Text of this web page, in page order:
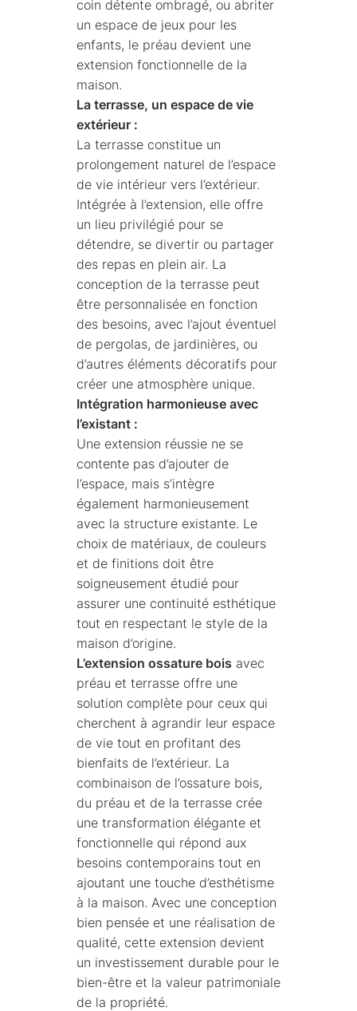
coin détente ombragé, ou abriter
un espace de jeux pour les
enfants, le préau devient une
extension fonctionnelle de la
maison.
La terrasse, un espace de vie
extérieur :
La terrasse constitue un
prolongement naturel de l’espace
de vie intérieur vers l’extérieur.
Intégrée à l’extension, elle offre
un lieu privilégié pour se
détendre, se divertir ou partager
des repas en plein air. La
conception de la terrasse peut
être personnalisée en fonction
des besoins, avec l’ajout éventuel
de pergolas, de jardinières, ou
d’autres éléments décoratifs pour
créer une atmosphère unique.
Intégration harmonieuse avec
l’existant :
Une extension réussie ne se
contente pas d’ajouter de
l’espace, mais s’intègre
également harmonieusement
avec la structure existante. Le
choix de matériaux, de couleurs
et de finitions doit être
soigneusement étudié pour
assurer une continuité esthétique
tout en respectant le style de la
maison d’origine.
L’extension ossature bois avec
préau et terrasse offre une
solution complète pour ceux qui
cherchent à agrandir leur espace
de vie tout en profitant des
bienfaits de l’extérieur. La
combinaison de l’ossature bois,
du préau et de la terrasse crée
une transformation élégante et
fonctionnelle qui répond aux
besoins contemporains tout en
ajoutant une touche d’esthétisme
à la maison. Avec une conception
bien pensée et une réalisation de
qualité, cette extension devient
un investissement durable pour le
bien-être et la valeur patrimoniale
de la propriété.